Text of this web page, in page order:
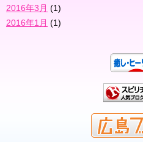
2016年3月 (1)
2016年1月 (1)